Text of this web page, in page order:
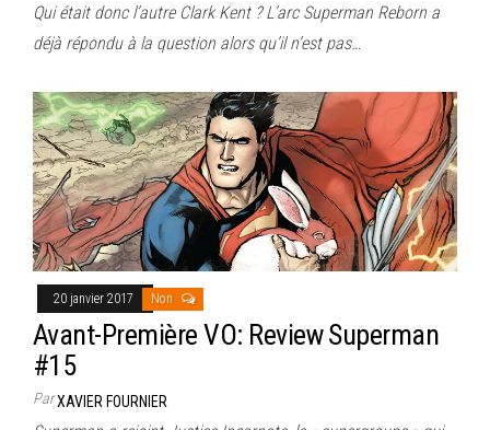
Qui était donc l’autre Clark Kent ? L’arc Superman Reborn a
déjà répondu à la question alors qu’il n’est pas…
20 janvier 2017 Non
Avant-Première VO: Review Superman
#15
ParXAVIER FOURNIER